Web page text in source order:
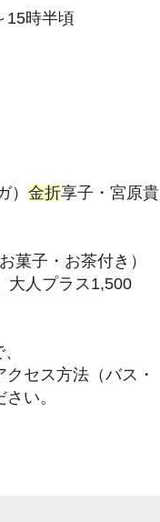
時半頃
金折享子・宮原貴
子・お茶付き）
大人プラス1,500
セス方法（バス・
い。